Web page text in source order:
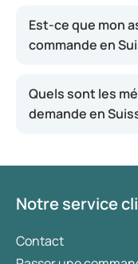
Est-ce que mon
commande en
Quels sont les
demande en
Notre service
Contact